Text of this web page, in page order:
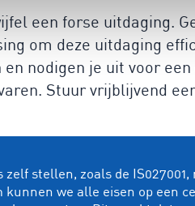
een forse uitdaging.
om deze uitdaging
nodigen je uit voor een
Stuur vrijblijvend
stellen, zoals de IS027001,
we alle eisen op een